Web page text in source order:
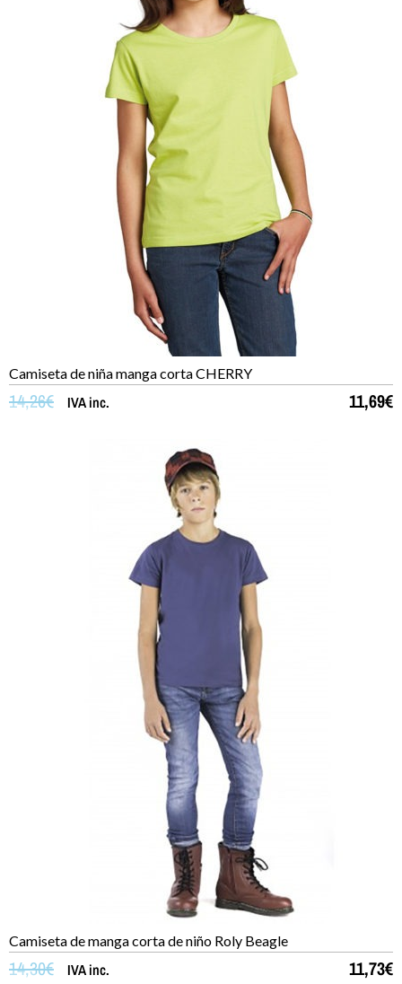
Camiseta de niña manga corta CHERRY
14,26€ 11,69€
IVA inc.
Camiseta de manga corta de niño Roly Beagle
14,30€ 11,73€
IVA inc.